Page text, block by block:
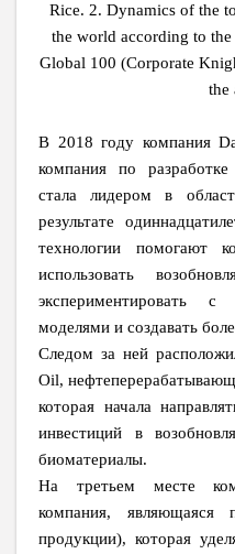
Rice. 2. Dynamics of the
the world according to
Global 100 (Corporate
the
В 2018 году компания
компания по
стала лидером в
результате
технологии помогают
использовать
экспериментировать
моделями и создавать
Следом за ней
Oil,
которая начала
инвестиций в
биоматериалы.
На третьем месте
компания, являющаяся
продукции), которая